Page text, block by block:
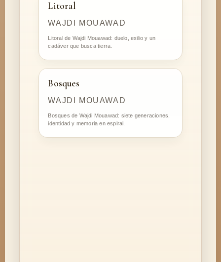
Litoral
WAJDI MOUAWAD
Litoral de Wajdi Mouawad: duelo, exilio y un
cadáver que busca tierra.
Bosques
WAJDI MOUAWAD
Bosques de Wajdi Mouawad: siete generaciones,
identidad y memoria en espiral.